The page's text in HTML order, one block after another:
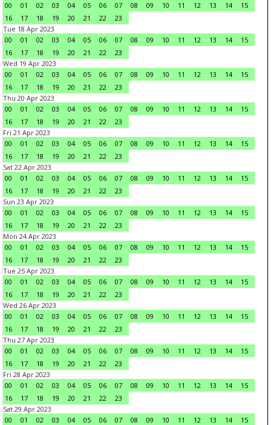
00
01 02 03 04 05 06 07 08 09 10 11 12 13 14
15
16
17 18 19 20 21 22
23
Tue 18 Apr 2023
00
01 02 03 04 05 06 07 08 09 10 11 12 13 14
15
16
17 18 19 20 21 22
23
Wed 19 Apr 2023
00
01 02 03 04 05 06 07 08 09 10 11 12 13 14
15
16
17 18 19 20 21 22
23
Thu 20 Apr 2023
00
01 02 03 04 05 06 07 08 09 10 11 12 13 14
15
16
17 18 19 20 21 22
23
Fri 21 Apr 2023
00
01 02 03 04 05 06 07 08 09 10 11 12 13 14
15
16
17 18 19 20 21 22
23
Sat 22 Apr 2023
00
01 02 03 04 05 06 07 08 09 10 11 12 13 14
15
16
17 18 19 20 21 22
23
Sun 23 Apr 2023
00
01 02 03 04 05 06 07 08 09 10 11 12 13 14
15
16
17 18 19 20 21 22
23
Mon 24 Apr 2023
00
01 02 03 04 05 06 07 08 09 10 11 12 13 14
15
16
17 18 19 20 21 22
23
Tue 25 Apr 2023
00
01 02 03 04 05 06 07 08 09 10 11 12 13 14
15
16
17 18 19 20 21 22
23
Wed 26 Apr 2023
00
01 02 03 04 05 06 07 08 09 10 11 12 13 14
15
16
17 18 19 20 21 22
23
Thu 27 Apr 2023
00
01 02 03 04 05 06 07 08 09 10 11 12 13 14
15
16
17 18 19 20 21 22
23
Fri 28 Apr 2023
00
01 02 03 04 05 06 07 08 09 10 11 12 13 14
15
16
17 18 19 20 21 22
23
Sat 29 Apr 2023
00
01 02 03 04 05 06 07 08 09 10 11 12 13 14
15